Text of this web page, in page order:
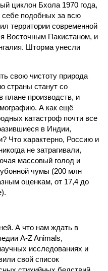
циклон Бхола 1970 года,
подобных за всю
территории современной
Восточным Пакистаном, и
Шторма унесли
свою чистоту природа
страны станут со
производств, и
А как ещё
катастроф почти все
в Индии,
Что характерно, Россию и
не затрагивали,
массовый голод и
чумы (200 млн
оценкам, от 17,4 до
А что нам ждать в
A-Z Animals,
исследованиях и
свой список